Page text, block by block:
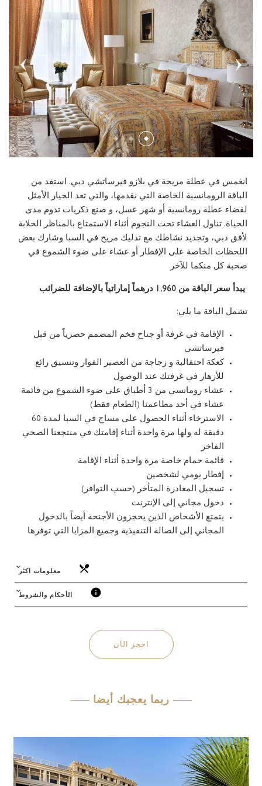
أجنحة سيجنيتشر
الأجنحة الملكية
كيوز بار آند لاونج
أمالفي
لا بيسينا
غرف الاجتماعات
المنطقة التحضيرية
نظم فعالياتك بنفسك
خدمات السبا
عروض السبا
الصالة الرياضية
ستوديو الاظافر
الأنشطة والخدمات
ذا فلاور شوب
برك السباحة
SPECIAL OCCASIONS
KIDS AND TEENS CLUB
مرافق وخدمات اللياقة البدنية
LOST AND FOUND SERVICE
BEST RATE GUARANTEE
الموقع وتفاصيل الاتصال
ألبوم الصور
الجوائز
CAREERS
انغمس في عطلة مريحة في بلازو فيرساتشي دبي. استفد من
الباقة الرومانسية الخاصة التي نقدمها، والتي تعد الخيار الأمثل
لقضاء عطلة رومانسية أو شهر عسل، و صنع ذكريات تدوم مدى
الحياة. تناول العشاء تحت النجوم أثناء الاستمتاع بالمناظر الخلابة
لأفق دبي، وتجديد نشاطك مع تدليك مريح في السبا وشارك بعض
اللحظات الخاصة على الإفطار أو عشاء على ضوء الشموع في
صحبة كل منكما للآخر
يبدأ سعر الباقة من 1,960 درهماً إماراتياً بالإضافة للضرائب
تشمل الباقة ما يلي:
الإقامة في غرفة أو جناح فخم المصمم حصرياً من قبل
فيرساتشي
كعكة احتفالية و زجاجة من العصير الفوار وتنسيق رائع
للأزهار في غرفتك عند الوصول
عشاء رومانسي من 3 أطباق على ضوء الشموع من قائمة
عشاء في أحد مطاعمنا (الطعام فقط)
الاسترخاء أثناء الحصول على مساج في السبا لمدة 60
دقيقة له ولها مرة واحدة أثناء إقامتك في منتجعنا الصحي
الفاخر
قائمة حمام خاصة مرة واحدة أثناء الإقامة
إفطار يومي لشخصين
تسجيل المغادرة المتأخر (حسب التوافر)
دخول مجاني إلى الإنترنت
يتمتع الأشخاص الذين يحجزون الأجنحة أيضاً بالدخول
المجاني إلى الصالة التنفيذية وجميع المزايا التي توفرها
معلومات اكثر
الأحكام والشروط
تطبق تواريخ الحجب
أساس الإقامة والإفطار
في أوقات محددة.يرجى الملاحظة أن دخول المسبح
والشاطئ مخصص للضيوف الذين تبلغ أعمارهم
18 سنة فما فوق فقط.
احجز الآن
ربما يعجبك أيضا